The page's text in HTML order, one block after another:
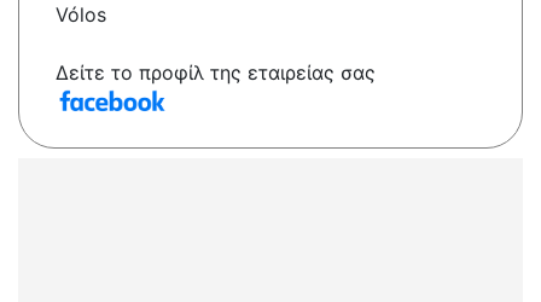
Vólos
Δείτε το προφίλ της εταιρείας σας